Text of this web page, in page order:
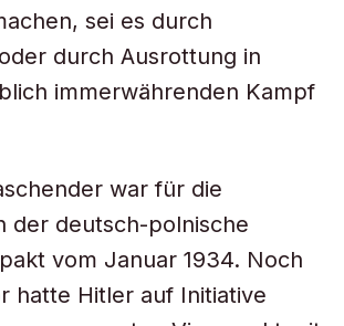
sei es durch
durch Ausrottung in
immerwährenden Kampf
war für die
der deutsch-polnische
vom Januar 1934. Noch
hatte Hitler auf Initiative